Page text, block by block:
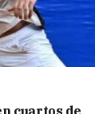
cuartos de